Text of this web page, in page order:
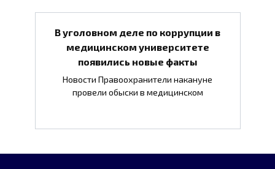
В уголовном деле по коррупции в
медицинском университете
появились новые факты
Новости Правоохранители накануне
провели обыски в медицинском